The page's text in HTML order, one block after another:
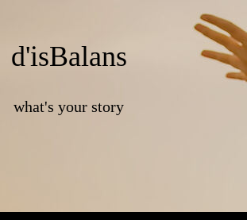
d'isBalans
what's your story